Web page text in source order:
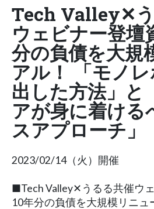
Tech Valley✕
ウェビナー登壇
分の負債を大規
アル！ 「モノ
出した方法」と
アが身に着ける
スアプローチ」
2023/02/14（火）開催
■Tech Valley✕うるる共催ウ
10年分の負債を大規模リニュ